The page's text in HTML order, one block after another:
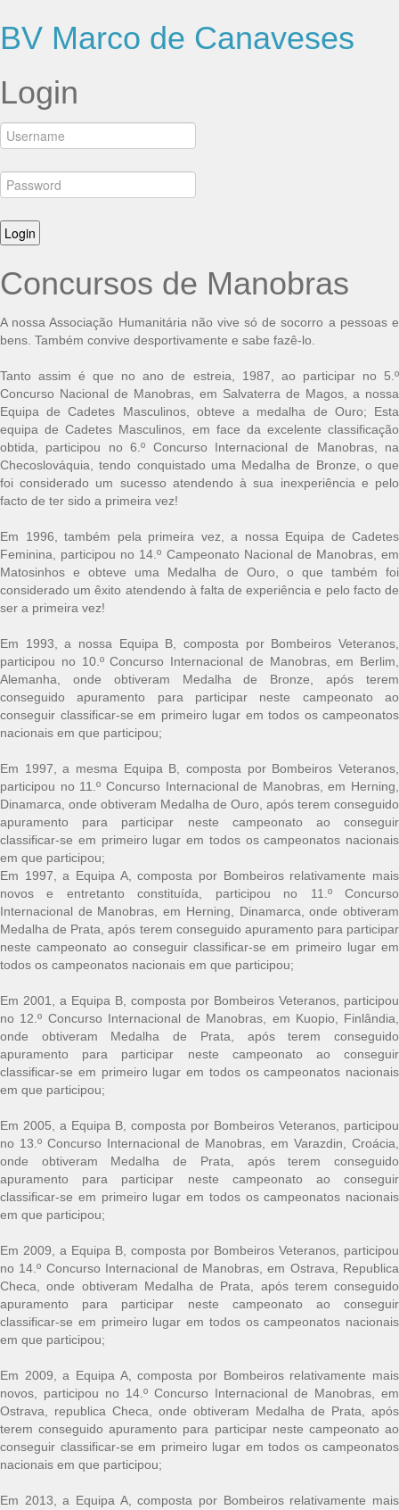
BV Marco de Canaveses
Login
Concursos de Manobras
A nossa Associação Humanitária não vive só de socorro a pessoas e
bens. Também convive desportivamente e sabe fazê-lo.
Tanto assim é que no ano de estreia, 1987, ao participar no 5.º
Concurso Nacional de Manobras, em Salvaterra de Magos, a nossa
Equipa de Cadetes Masculinos, obteve a medalha de Ouro; Esta
equipa de Cadetes Masculinos, em face da excelente classificação
obtida, participou no 6.º Concurso Internacional de Manobras, na
Checoslováquia, tendo conquistado uma Medalha de Bronze, o que
foi considerado um sucesso atendendo à sua inexperiência e pelo
facto de ter sido a primeira vez!
Em 1996, também pela primeira vez, a nossa Equipa de Cadetes
Feminina, participou no 14.º Campeonato Nacional de Manobras, em
Matosinhos e obteve uma Medalha de Ouro, o que também foi
considerado um êxito atendendo à falta de experiência e pelo facto de
ser a primeira vez!
Em 1993, a nossa Equipa B, composta por Bombeiros Veteranos,
participou no 10.º Concurso Internacional de Manobras, em Berlim,
Alemanha, onde obtiveram Medalha de Bronze, após terem
conseguido apuramento para participar neste campeonato ao
conseguir classificar-se em primeiro lugar em todos os campeonatos
nacionais em que participou;
Em 1997, a mesma Equipa B, composta por Bombeiros Veteranos,
participou no 11.º Concurso Internacional de Manobras, em Herning,
Dinamarca, onde obtiveram Medalha de Ouro, após terem conseguido
apuramento para participar neste campeonato ao conseguir
classificar-se em primeiro lugar em todos os campeonatos nacionais
em que participou;
Em 1997, a Equipa A, composta por Bombeiros relativamente mais
novos e entretanto constituída, participou no 11.º Concurso
Internacional de Manobras, em Herning, Dinamarca, onde obtiveram
Medalha de Prata, após terem conseguido apuramento para participar
neste campeonato ao conseguir classificar-se em primeiro lugar em
todos os campeonatos nacionais em que participou;
Em 2001, a Equipa B, composta por Bombeiros Veteranos, participou
no 12.º Concurso Internacional de Manobras, em Kuopio, Finlândia,
onde obtiveram Medalha de Prata, após terem conseguido
apuramento para participar neste campeonato ao conseguir
classificar-se em primeiro lugar em todos os campeonatos nacionais
em que participou;
Em 2005, a Equipa B, composta por Bombeiros Veteranos, participou
no 13.º Concurso Internacional de Manobras, em Varazdin, Croácia,
onde obtiveram Medalha de Prata, após terem conseguido
apuramento para participar neste campeonato ao conseguir
classificar-se em primeiro lugar em todos os campeonatos nacionais
em que participou;
Em 2009, a Equipa B, composta por Bombeiros Veteranos, participou
no 14.º Concurso Internacional de Manobras, em Ostrava, Republica
Checa, onde obtiveram Medalha de Prata, após terem conseguido
apuramento para participar neste campeonato ao conseguir
classificar-se em primeiro lugar em todos os campeonatos nacionais
em que participou;
Em 2009, a Equipa A, composta por Bombeiros relativamente mais
novos, participou no 14.º Concurso Internacional de Manobras, em
Ostrava, republica Checa, onde obtiveram Medalha de Prata, após
terem conseguido apuramento para participar neste campeonato ao
conseguir classificar-se em primeiro lugar em todos os campeonatos
nacionais em que participou;
Em 2013, a Equipa A, composta por Bombeiros relativamente mais